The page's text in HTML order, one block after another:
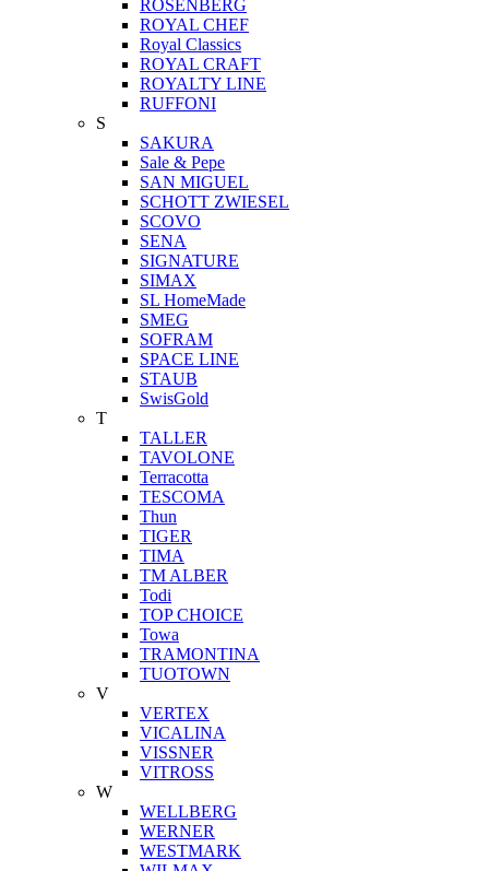
ROSENBERG
ROYAL CHEF
Royal Classics
ROYAL CRAFT
ROYALTY LINE
RUFFONI
S
SAKURA
Sale & Pepe
SAN MIGUEL
SCHOTT ZWIESEL
SCOVO
SENA
SIGNATURE
SIMAX
SL HomeMade
SMEG
SOFRAM
SPACE LINE
STAUB
SwisGold
T
TALLER
TAVOLONE
Terracotta
TESCOMA
Thun
TIGER
TIMA
TM ALBER
Todi
TOP CHOICE
Towa
TRAMONTINA
TUOTOWN
V
VERTEX
VICALINA
VISSNER
VITROSS
W
WELLBERG
WERNER
WESTMARK